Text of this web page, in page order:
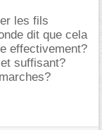
les fils
dit que cela
effectivement?
suffisant?